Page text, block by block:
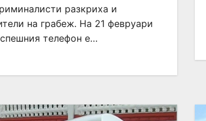
разкриха и
на грабеж. На 21 февруари
телефон е…